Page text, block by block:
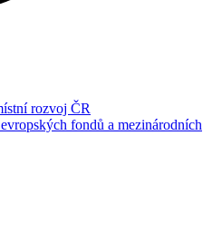
rozvoj ČR
fondů a mezinárodních